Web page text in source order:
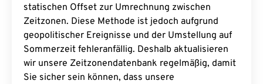
statischen Offset zur Umrechnung zwischen
Zeitzonen. Diese Methode ist jedoch aufgrund
geopolitischer Ereignisse und der Umstellung auf
Sommerzeit fehleranfällig. Deshalb aktualisieren
wir unsere Zeitzonendatenbank regelmäßig, damit
Sie sicher sein können, dass unsere